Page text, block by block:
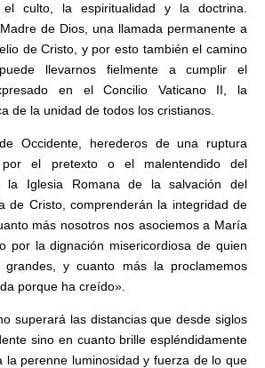
culto, la espiritualidad y la doctrina.
de Dios, una llamada permanente a
de Cristo, y por esto también el camino
llevarnos fielmente a cumplir el
en el Concilio Vaticano II, la
de la unidad de todos los cristianos.
Occidente, herederos de una ruptura
por el pretexto o el malentendido del
la Iglesia Romana de la salvación del
de Cristo, comprenderán la integridad de
más nosotros nos asociemos a María
por la dignación misericordiosa de quien
y cuanto más la proclamemos
porque ha creído».
superará las distancias que desde siglos
sino en cuanto brille espléndidamente
la perenne luminosidad y fuerza de lo que